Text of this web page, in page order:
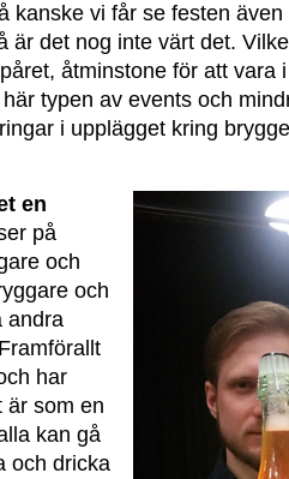
kanske vi får se festen
är det nog inte värt det.
åtminstone för att vara
typen av events och
i upplägget kring
en
på
och
och
andra
har
är som en
kan gå
och dricka